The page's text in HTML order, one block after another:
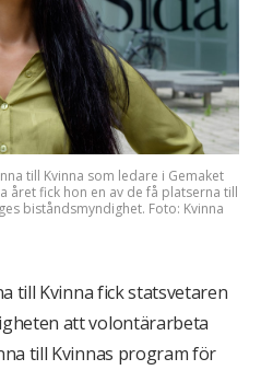
till Kvinna som ledare i Gemaket
fick hon en av de få platserna till
biståndsmyndighet. Foto: Kvinna
till Kvinna fick statsvetaren
att volontärarbeta
till Kvinnas program för